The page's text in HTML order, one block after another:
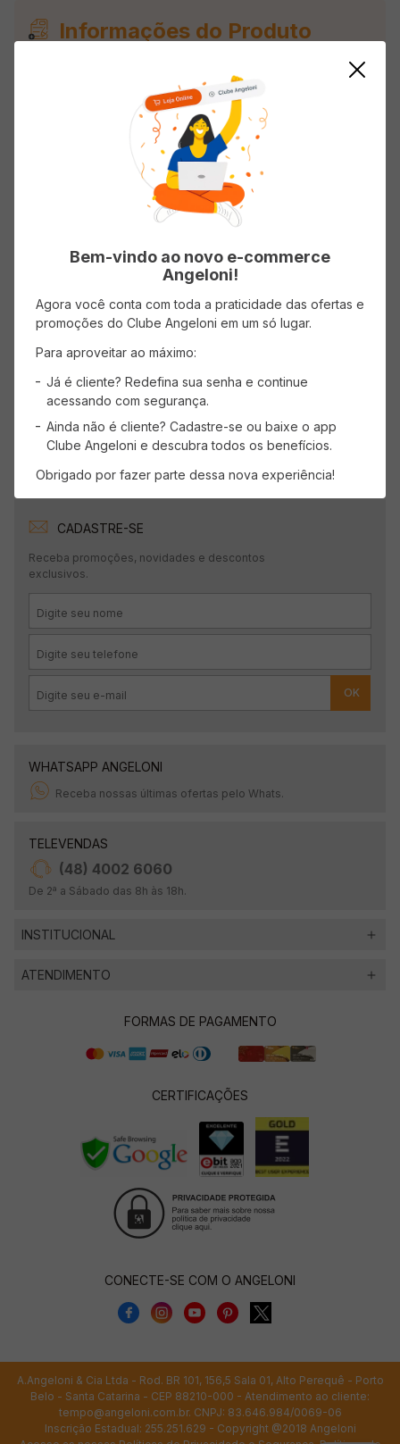
Informações do Produto
Nacional
Concentração da
Néctar, Néctar
Avaliações
Faça login para escrever uma avaliação.
Mais recentes Todos
Carregando avaliações…
CADASTRE-SE
Receba promoções, novidades e descontos
exclusivos.
OK
WHATSAPP ANGELONI
Receba nossas últimas ofertas pelo Whats.
TELEVENDAS
(48) 4002 6060
De 2ª a Sábado das 8h às 18h.
INSTITUCIONAL
ATENDIMENTO
FORMAS DE PAGAMENTO
CERTIFICAÇÕES
CONECTE-SE COM O ANGELONI
A.Angeloni & Cia Ltda - Rod. BR 101, 156,5 Sala 01, Alto Perequê - Porto
Belo - Santa Catarina - CEP 88210-000 - Atendimento ao cliente:
tempo@angeloni.com.br. CNPJ: 83.646.984/0069-06
Inscrição Estadual: 255.251.629 - Copyright @2018 Angeloni
Bem-vindo ao novo e-commerce
Angeloni!
Agora você conta com toda a praticidade das ofertas e
promoções do Clube Angeloni em um só lugar.
Para aproveitar ao máximo:
Já é cliente? Redefina sua senha e continue
acessando com segurança.
Ainda não é cliente? Cadastre-se ou baixe o app
Clube Angeloni e descubra todos os benefícios.
Obrigado por fazer parte dessa nova experiência!